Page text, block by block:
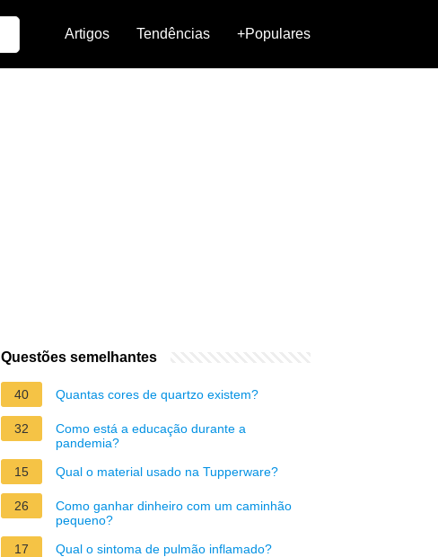
Artigos Tendências +Populares
Questões semelhantes
40 Quantas cores de quartzo existem?
32
Como está a educação durante a
pandemia?
15
Qual o material usado na Tupperware?
26
Como ganhar dinheiro com um caminhão
pequeno?
17
Qual o sintoma de pulmão inflamado?